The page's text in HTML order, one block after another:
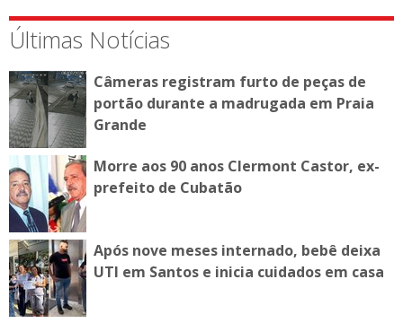
Últimas Notícias
Câmeras registram furto de peças de
portão durante a madrugada em Praia
Grande
Morre aos 90 anos Clermont Castor, ex-
prefeito de Cubatão
Após nove meses internado, bebê deixa
UTI em Santos e inicia cuidados em casa